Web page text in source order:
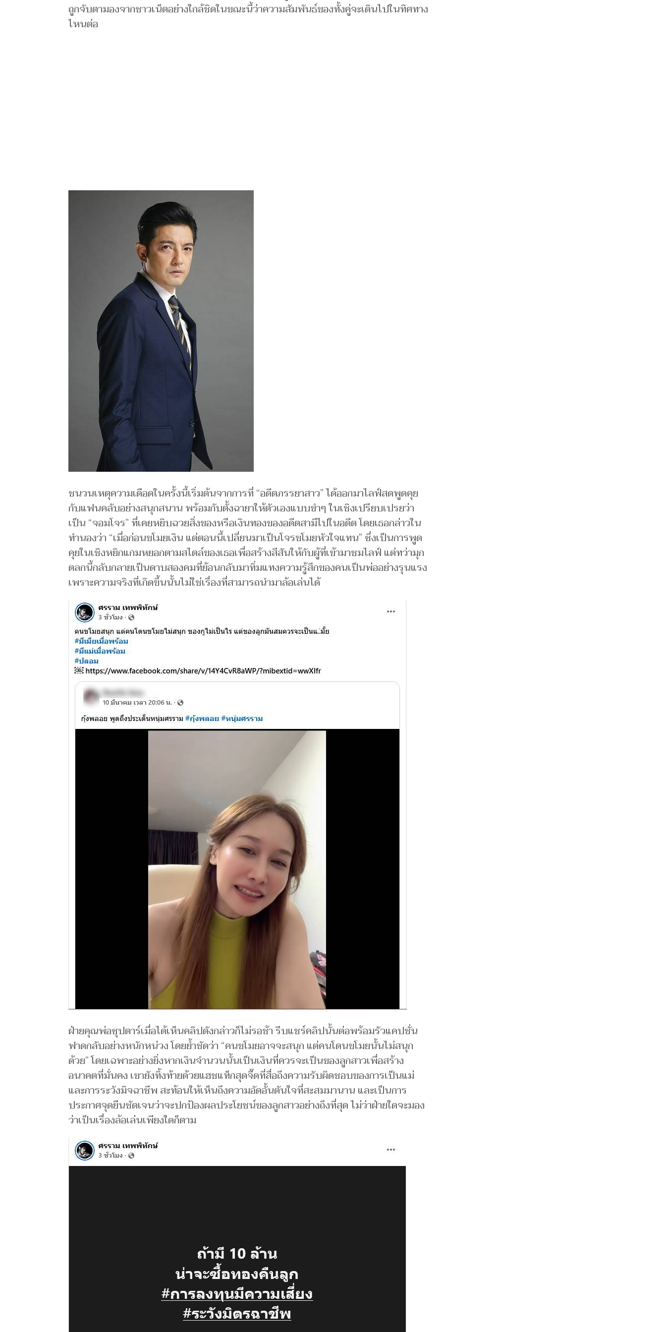
ถูกจับตามองจากชาวเน็ตอย่างใกล้ชิดในขณะนี้ว่าความสัมพันธ์ของทั้งคู่จะเดินไปในทิศทาง
ไหนต่อ
ชนวนเหตุความเดือดในครั้งนี้เริ่มต้นจากการที่ “อดีตภรรยาสาว” ได้ออกมาไลฟ์สดพูดคุย
กับแฟนคลับอย่างสนุกสนาน พร้อมกับตั้งฉายาให้ตัวเองแบบขำๆ ในเชิงเปรียบเปรยว่า
เป็น “จอมโจร” ที่เคยหยิบฉวยสิ่งของหรือเงินทองของอดีตสามีไปในอดีต โดยเธอกล่าวใน
ทำนองว่า “เมื่อก่อนขโมยเงิน แต่ตอนนี้เปลี่ยนมาเป็นโจรขโมยหัวใจแทน” ซึ่งเป็นการพูด
คุยในเชิงหยิกแกมหยอกตามสไตล์ของเธอเพื่อสร้างสีสันให้กับผู้ที่เข้ามาชมไลฟ์ แต่ทว่ามุก
ตลกนี้กลับกลายเป็นดาบสองคมที่ย้อนกลับมาทิ่มแทงความรู้สึกของคนเป็นพ่ออย่างรุนแรง
เพราะความจริงที่เกิดขึ้นนั้นไม่ใช่เรื่องที่สามารถนำมาล้อเล่นได้
ฝ่ายคุณพ่อซุปตาร์เมื่อได้เห็นคลิปดังกล่าวก็ไม่รอช้า รีบแชร์คลิปนั้นต่อพร้อมรัวแคปชั่น
ฟาดกลับอย่างหนักหน่วง โดยย้ำชัดว่า “คนขโมยอาจจะสนุก แต่คนโดนขโมยนั้นไม่สนุก
ด้วย” โดยเฉพาะอย่างยิ่งหากเงินจำนวนนั้นเป็นเงินที่ควรจะเป็นของลูกสาวเพื่อสร้าง
อนาคตที่มั่นคง เขายังทิ้งท้ายด้วยแฮชแท็กสุดจี๊ดที่สื่อถึงความรับผิดชอบของการเป็นแม่
และการระวังมิจฉาชีพ สะท้อนให้เห็นถึงความอัดอั้นตันใจที่สะสมมานาน และเป็นการ
ประกาศจุดยืนชัดเจนว่าจะปกป้องผลประโยชน์ของลูกสาวอย่างถึงที่สุด ไม่ว่าฝ่ายใดจะมอง
ว่าเป็นเรื่องล้อเล่นเพียงใดก็ตาม